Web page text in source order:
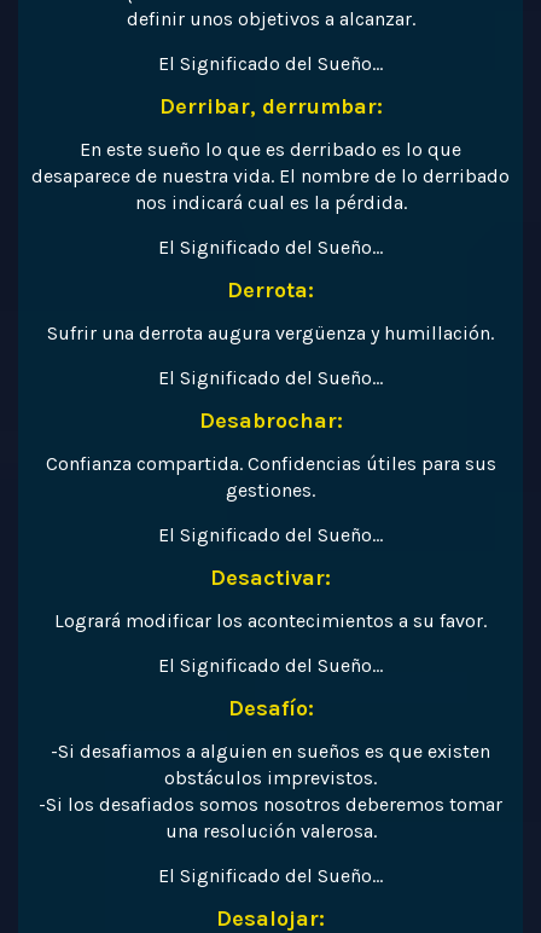
definir unos objetivos a alcanzar.
El Significado del Sueño…
Derribar, derrumbar:
En este sueño lo que es derribado es lo que
desaparece de nuestra vida. El nombre de lo derribado
nos indicará cual es la pérdida.
El Significado del Sueño…
Derrota:
Sufrir una derrota augura vergüenza y humillación.
El Significado del Sueño…
Desabrochar:
Confianza compartida. Confidencias útiles para sus
gestiones.
El Significado del Sueño…
Desactivar:
Logrará modificar los acontecimientos a su favor.
El Significado del Sueño…
Desafío:
-Si desafiamos a alguien en sueños es que existen
obstáculos imprevistos.
-Si los desafiados somos nosotros deberemos tomar
una resolución valerosa.
El Significado del Sueño…
Desalojar: